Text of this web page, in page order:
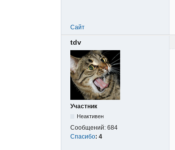
Сайт
tdv
Участник
Неактивен
Сообщений: 684
Спасибо: 4